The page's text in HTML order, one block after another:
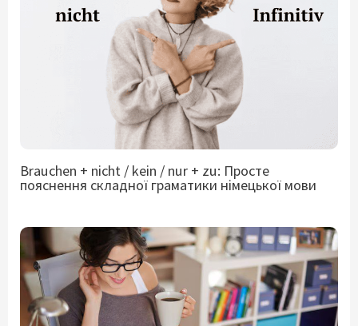
Brauchen + nicht / kein / nur + zu: Просте
пояснення складної граматики німецької мови